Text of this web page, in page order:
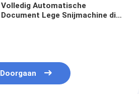
Volledig Automatische
Document Lege Snijmachine die
Doorgaan